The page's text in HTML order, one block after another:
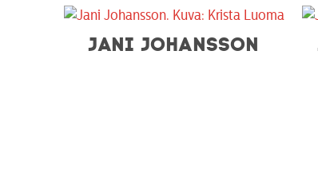
JANI JOHANSSON